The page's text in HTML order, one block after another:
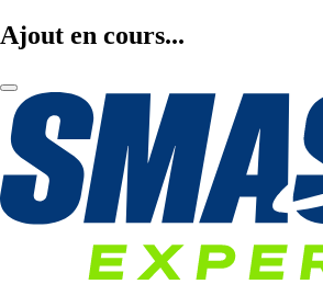
Ajout en cours...